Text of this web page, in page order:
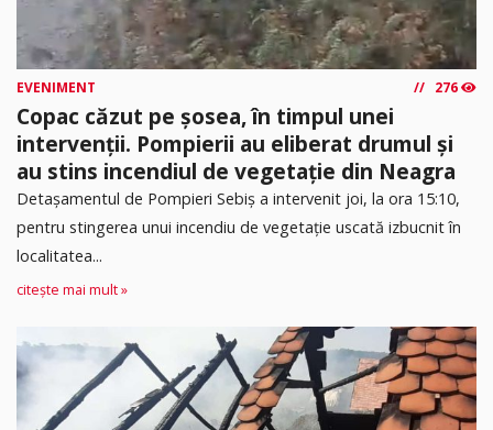
EVENIMENT 276
Copac căzut pe șosea, în timpul unei
intervenții. Pompierii au eliberat drumul și
au stins incendiul de vegetație din Neagra
Detașamentul de Pompieri Sebiș a intervenit joi, la ora 15:10,
pentru stingerea unui incendiu de vegetație uscată izbucnit în
localitatea...
citește mai mult »